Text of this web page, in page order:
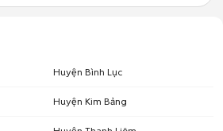
Huyện Bình Lục
Huyện Kim Bảng